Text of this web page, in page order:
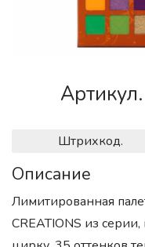
Штрихкод.
Описание
Лимитированная
CREATIONS из